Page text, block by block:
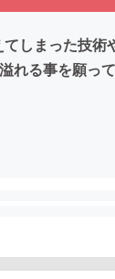
しまった技術
る事を願って